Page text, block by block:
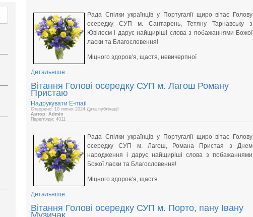
Рада Спілки українців у Португалії щиро вітає Голову
осередку СУП м. Сантарень, Тетяну Тарнавську з
Ювілеєм і дарує найщиріші слова з побажаннями Божої
ласки та Благословення!
Міцного здоров’я, щастя, невичерпної
Детальніше...
Вітання Голові осередку СУП м. Лагош Роману
Пристаю
Надрукувати E-mail
Створено: 10 липня 2024 Дата публікації
Автор: Admin
Перегляди: 4011
Рада Спілки українців у Португалії щиро вітає Голову
осередку СУП м. Лагош, Романа Пристая з Днем
народження і дарує найщиріші слова з побажаннями
Божої ласки та Благословення!
Міцного здоров’я, щастя
Детальніше...
Вітання Голові осередку СУП м. Порто, пану Івану
Музичак